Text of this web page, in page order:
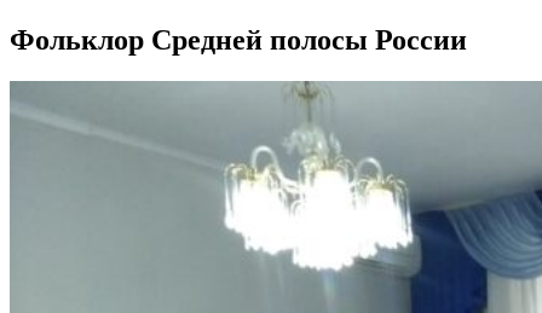
Фольклор Средней полосы России